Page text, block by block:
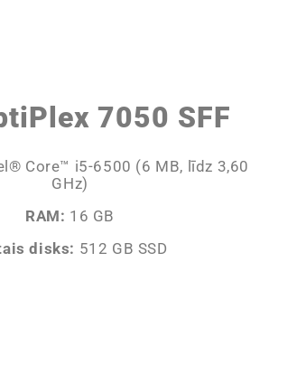
7050 SFF
Core™ i5-6500 (6 MB, līdz 3,60
GHz)
RAM: 16 GB
disks: 512 GB SSD